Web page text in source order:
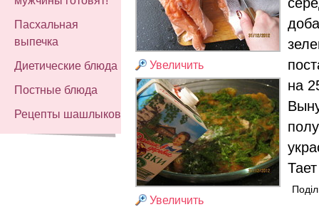
Пасхальная
выпечка
Диетические блюда
Постные блюда
Рецепты шашлыков
Увеличить
Увеличить
на